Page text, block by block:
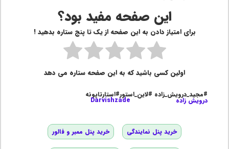
این صفحه مفید بود؟
برای امتیاز دادن به این صفحه از یک تا پنج ستاره بدهید !
اولین کسی باشید که به این صفحه ستاره می دهد
#مجید_درویش_زاده #لاین_استور#استارتاپونه
درویش زاده Darvishzade
خرید پنل نمایندگی خرید پنل ممبر و فالور